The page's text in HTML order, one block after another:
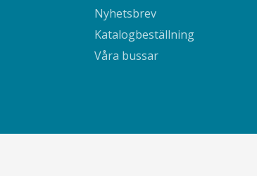
Nyhetsbrev
Katalogbeställning
Våra bussar